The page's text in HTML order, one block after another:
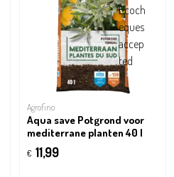
Agrofino
Aqua save Potgrond voor
mediterrane planten 40 l
€ 11,99